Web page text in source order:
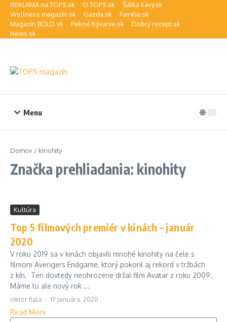
Preskočiť na obsah
REKLAMA na TOP5.sk O TOP5.sk
Šálka kávy.sk
Wellness magazín.sk
Gazda.sk
Família.sk
Magazín BOLD.sk
Pekné bývanie.sk
Dobrý recept.sk
News.sk
Menu
Domov / kinohity
Značka prehliadania: kinohity
Kultúra
Top 5 filmových premiér v kinách – január
2020
V roku 2019 sa v kinách objavili mnohé kinohity na čele s
filmom Avengers Endgame, ktorý pokoril aj rekord v tržbách
z kín. Ten dovtedy neohrozene držal film Avatar z roku 2009.
Máme tu ale nový rok ...
viktor fiala 17 januára, 2020
Read More